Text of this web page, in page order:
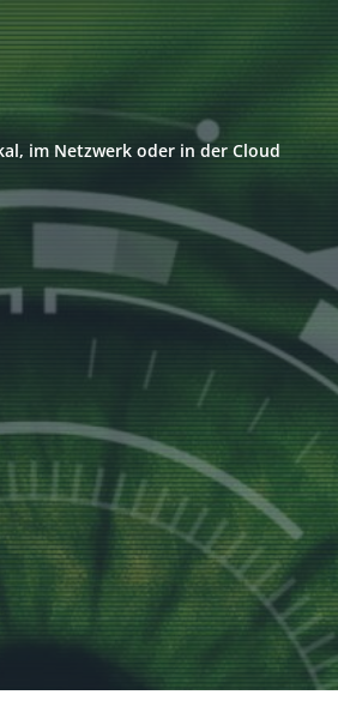
im Netzwerk oder in der Cloud